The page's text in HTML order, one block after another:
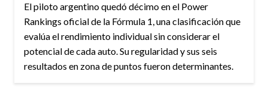
El piloto argentino quedó décimo en el Power
Rankings oficial de la Fórmula 1, una clasificación que
evalúa el rendimiento individual sin considerar el
potencial de cada auto. Su regularidad y sus seis
resultados en zona de puntos fueron determinantes.